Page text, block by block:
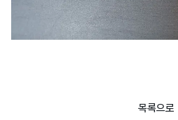
목록으로